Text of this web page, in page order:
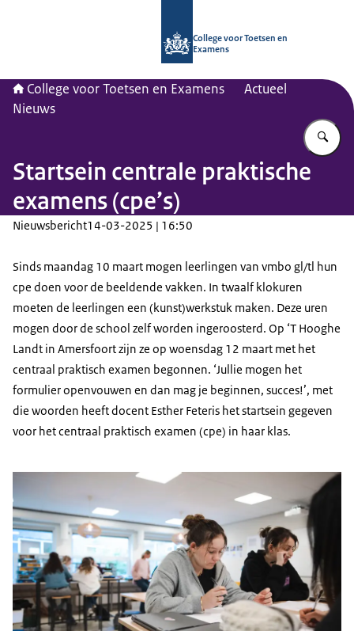
College voor Toetsen en
Examens
College voor Toetsen en Examens
Actueel
Nieuws
Startsein centrale praktische
examens (cpe’s)
Nieuwsbericht14-03-2025 | 16:50
Sinds maandag 10 maart mogen leerlingen van vmbo gl/tl hun
cpe doen voor de beeldende vakken. In twaalf klokuren
moeten de leerlingen een (kunst)werkstuk maken. Deze uren
mogen door de school zelf worden ingeroosterd. Op ‘T Hooghe
Landt in Amersfoort zijn ze op woensdag 12 maart met het
centraal praktisch examen begonnen. ‘Jullie mogen het
formulier openvouwen en dan mag je beginnen, succes!’, met
die woorden heeft docent Esther Feteris het startsein gegeven
voor het centraal praktisch examen (cpe) in haar klas.